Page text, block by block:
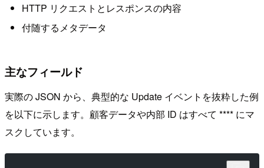
HTTP リクエストとレスポンスの内容
付随するメタデータ
主なフィールド
実際の JSON から、典型的な Update イベントを抜粋した例
を以下に示します。顧客データや内部 ID はすべて **** にマ
スクしています。